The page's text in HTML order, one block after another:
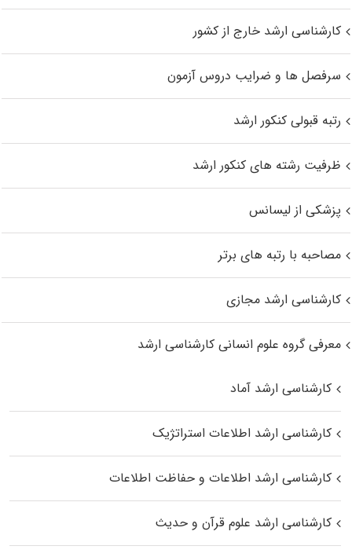
کارشناسی ارشد خارج از کشور
سرفصل ها و ضرایب دروس آزمون
رتبه قبولی کنکور ارشد
ظرفیت رشته های کنکور ارشد
پزشکی از لیسانس
مصاحبه با رتبه های برتر
کارشناسی ارشد مجازی
معرفی گروه علوم انسانی کارشناسی ارشد
کارشناسی ارشد آماد
کارشناسی ارشد اطلاعات استراتژیک
کارشناسی ارشد اطلاعات و حفاظت اطلاعات
کارشناسی ارشد علوم قرآن و حدیث